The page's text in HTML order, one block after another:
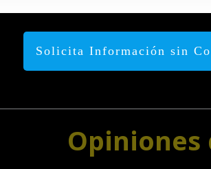
Solicita Información sin
Opiniones